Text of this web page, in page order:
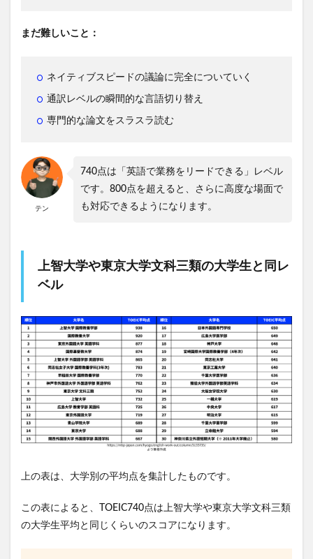
まだ難しいこと：
ネイティブスピードの議論に完全についていく
通訳レベルの瞬間的な言語切り替え
専門的な論文をスラスラ読む
テン
740点は「英語で業務をリードできる」レベル
です。800点を超えると、さらに高度な場面で
も対応できるようになります。
上智大学や東京大学文科三類の大学生と同レ
ベル
上の表は、大学別の平均点を集計したものです。
この表によると、TOEIC740点は上智大学や東京大学文科三類
の大学生平均と同じくらいのスコアになります。